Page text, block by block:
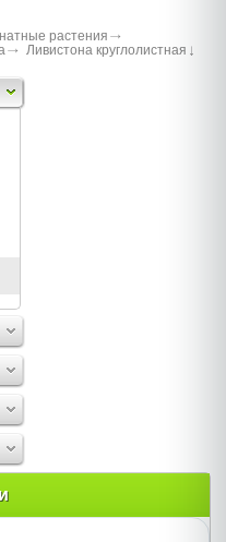
растения
Ливистона круглолистная